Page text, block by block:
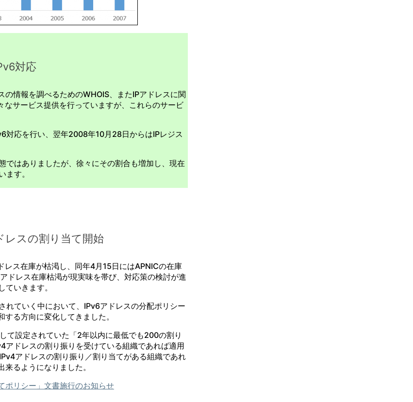
対応
情報を調べるためのWHOIS、またIPアドレスに関
サービス提供を行っていますが、これらのサービ
応を行い、翌年2008年10月28日からはIPレジス
ではありましたが、徐々にその割合も増加し、現在
す。
レスの割り当て開始
ス在庫が枯渇し、同年4月15日にはAPNICの在庫
ドレス在庫枯渇が現実味を帯び、対応策の検討が進
いきます。
れていく中において、IPv6アドレスの分配ポリシー
る方向に変化してきました。
て設定されていた「2年以内に最低でも200の割り
ドレスの割り振りを受けている組織であれば適用
アドレスの割り振り／割り当てがある組織であれ
るようになりました。
ポリシー」文書施行のお知らせ